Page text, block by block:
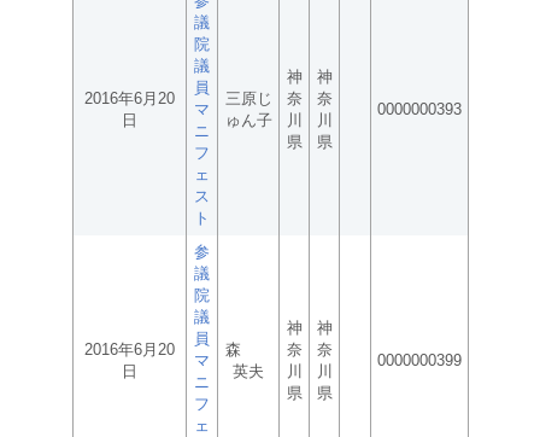
2016年6月20
日
議
院
議
員
マ
ニ
フ
ェ
ス
ト
三原じ
ゅん子
神
奈
川
県
神
奈
川
県
0000000393
2016年6月20
日
参
議
院
議
員
マ
ニ
フ
ェ
森
英夫
神
奈
川
県
神
奈
川
県
0000000399